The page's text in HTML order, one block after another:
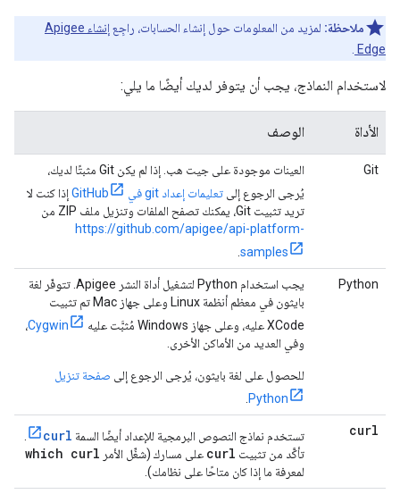
ملاحظة: لمزيد من المعلومات حول إنشاء الحسابات، راجِع
إنشاء Apigee
Edge
لاستخدام النماذج، يجب أن يتوفر لديك أيضًا ما يلي:
الأداة الوصف
Git
العينات موجودة على جيت هب. إذا لم يكن Git مثبتًا لديك،
يُرجى الرجوع إلى تعليمات إعداد git في GitHub
إذا كنت لا
تريد تثبيت Git، يمكنك تصفح الملفات وتنزيل ملف ZIP من
https://github.com/apigee/api-platform-
samples
Python
يجب استخدام Python لتشغيل أداة النشر Apigee. تتوفّر لغة
بايثون في معظم أنظمة Linux وعلى جهاز Mac تم تثبيت
XCode عليه، وعلى جهاز Windows مُثبَّت عليه
Cygwin،
وفي العديد من الأماكن الأخرى.
للحصول على لغة بايثون، يُرجى الرجوع إلى صفحة تنزيل
Python
curl تستخدم نماذج النصوص البرمجية للإعداد أيضًا السمة curl
تأكَّد من تثبيت curl على مسارك (شغِّل الأمر which curl
لمعرفة ما إذا كان متاحًا على نظامك).